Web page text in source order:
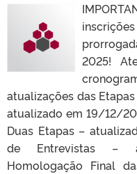
2025!
atualizações das
atualizado em 19/12/
Duas Etapas –
de Entrevistas –
Homologação Final